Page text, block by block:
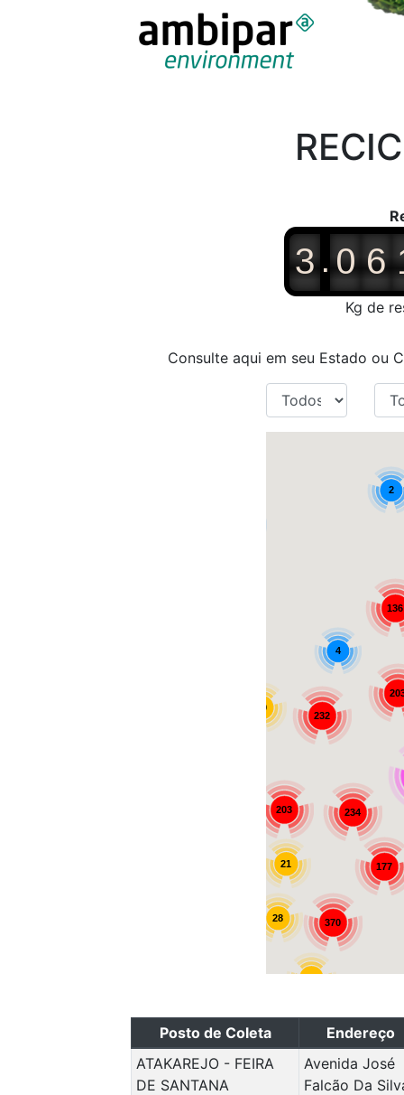
3 .0 6
Kg de
Consulte aqui em seu Estado ou
29
370
234
136
203
232
177
4
2
28
21
Posto de Coleta
Endereço
ATAKAREJO - FEIRA
DE SANTANA
Avenida José
Falcão Da